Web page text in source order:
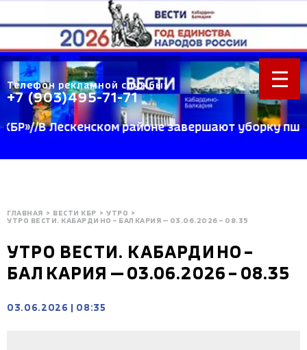
Телефон рекламной службы:
+7 (903)495-71-71
В Лескенском районе завершают уборку
ГЛАВНАЯ > ВЕСТИ КБР > УТРО >
УТРО ВЕСТИ. КАБАРДИНО – БАЛКАРИЯ — 03.06.2026 – 08.35
УТРО ВЕСТИ. КАБАРДИНО –
БАЛКАРИЯ — 03.06.2026 – 08.35
03.06.2026 08:35